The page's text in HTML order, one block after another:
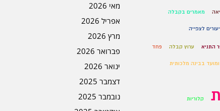
מאי 2026
אפריל 2026
מרץ 2026
פברואר 2026
ינואר 2026
דצמבר 2025
נובמבר 2025
מאמרים בקבלה
לצפייה
התניא ערוץ קבלה פחד
בבינה מלכותית
קלוריות